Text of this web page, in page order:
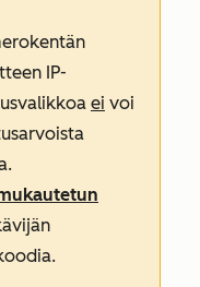
IP-
ei voi